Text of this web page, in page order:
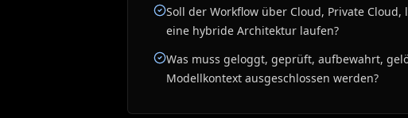
Soll der Workflow über Cloud, Private Cloud,
eine hybride Architektur laufen?
Was muss geloggt, geprüft, aufbewahrt,
Modellkontext ausgeschlossen werden?